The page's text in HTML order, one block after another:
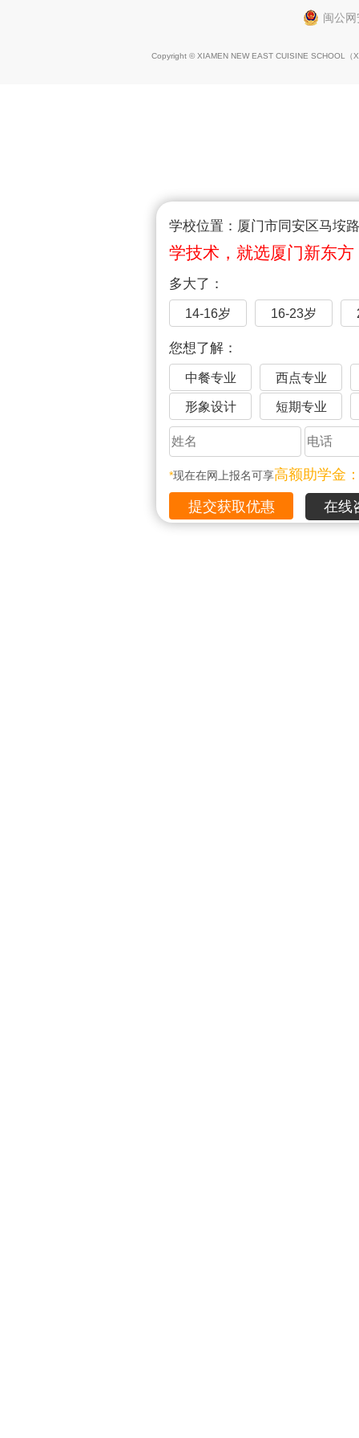
学校位置：厦门市同安区马垵
学技术，就选厦门新东方
多大了：
14-16岁 16-23岁
您想了解：
中餐专业 西点专业
形象设计 短期专业
*现在在网上报名可享高额助学金
在线
闽公
Copyright © XIAMEN NEW EAST CUISINE SCHOOL（